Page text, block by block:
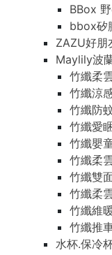
BBox
bbox矽
ZAZU好朋
Maylily波
竹纖柔
竹纖涼
竹纖防
竹纖愛
竹纖嬰
竹纖柔
竹纖雙
竹纖柔
竹纖維
竹纖推
水杯.保冷